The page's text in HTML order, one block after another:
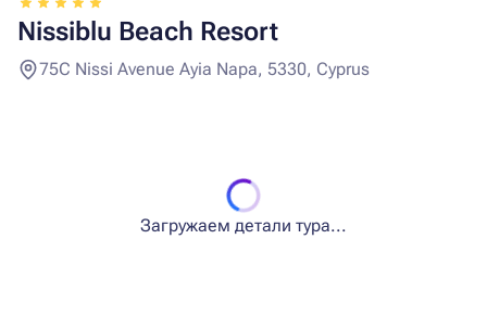
Nissiblu Beach Resort
75C Nissi Avenue Ayia Napa, 5330, Cyprus
Загружаем детали тура...